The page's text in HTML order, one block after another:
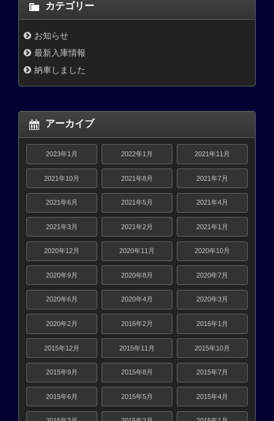
カテゴリー
お知らせ
最新入庫情報
納車しました
アーカイブ
2023年1月 2022年1月 2021年11月
2021年10月 2021年8月 2021年7月
2021年6月 2021年5月 2021年4月
2021年3月 2021年2月 2021年1月
2020年12月 2020年11月 2020年10月
2020年9月 2020年8月 2020年7月
2020年6月 2020年4月 2020年3月
2020年2月 2016年2月 2016年1月
2015年12月 2015年11月 2015年10月
2015年9月 2015年8月 2015年7月
2015年6月 2015年5月 2015年4月